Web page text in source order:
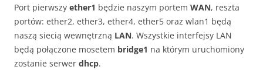
Port pierwszy ether1 będzie naszym portem WAN, reszta
portów: ether2, ether3, ether4, ether5 oraz wlan1 będą
naszą siecią wewnętrzną LAN. Wszystkie interfejsy LAN
będą połączone mosetem bridge1 na którym uruchomiony
zostanie serwer dhcp.